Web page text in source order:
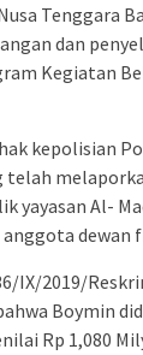
Tenggara
dan
Kegiatan
kepolisian
telah
yayasan Al-
dewan
IX/2019/
Boymin
Rp 1,080